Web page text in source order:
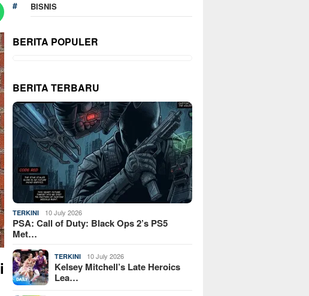
BISNIS
BERITA POPULER
BERITA TERBARU
TERKINI 10 July 2026
PSA: Call of Duty: Black Ops 2’s PS5
Met…
TERKINI 10 July 2026
Kelsey Mitchell’s Late Heroics
Lea…